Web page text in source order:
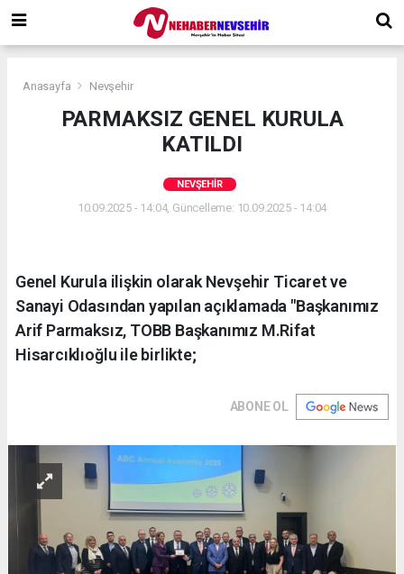
Anasayfa Nevşehir
PARMAKSIZ GENEL KURULA
KATILDI
NEVŞEHIR
10.09.2025 - 14:04, Güncelleme: 10.09.2025 - 14:04
Genel Kurula ilişkin olarak Nevşehir Ticaret ve
Sanayi Odasından yapılan açıklamada "Başkanımız
Arif Parmaksız, TOBB Başkanımız M.Rifat
Hisarcıklıoğlu ile birlikte;
ABONE OL